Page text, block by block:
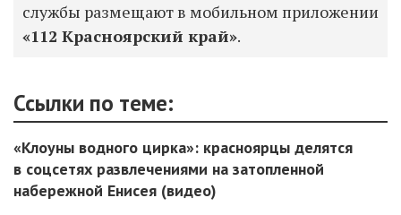
службы размещают в мобильном приложении
«112 Красноярский край».
Ссылки по теме:
«Клоуны водного цирка»: красноярцы делятся
в соцсетях развлечениями на затопленной
набережной Енисея (видео)